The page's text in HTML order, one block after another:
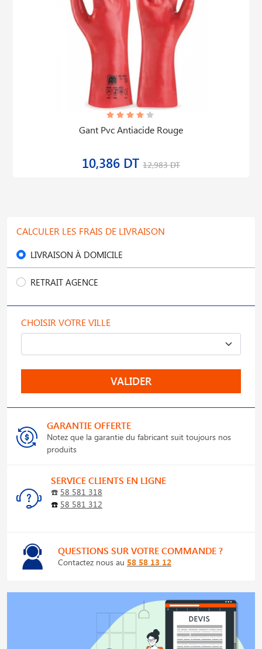
Gant Pvc Antiacide Rouge
10,386 DT 12,983 DT
CALCULER LES FRAIS DE LIVRAISON
LIVRAISON À DOMICILE
RETRAIT AGENCE
CHOISIR VOTRE VILLE
VALIDER
GARANTIE OFFERTE
Notez que la garantie du fabricant suit toujours nos
produits
SERVICE CLIENTS EN LIGNE
☎️ 58 581 318
☎️ 58 581 312
QUESTIONS SUR VOTRE COMMANDE ?
Contactez nous au 58 58 13 12